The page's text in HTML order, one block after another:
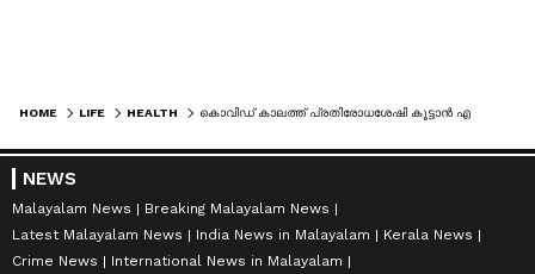
മികച്ച ജീവിതം നയിക്കാൻ സഹായിക്കുന്ന
Asianet News Malayalam
HOME LIFE HEALTH
NEWS
Malayalam News
Breaking Malayalam News
Latest Malayalam News
India News in Malayalam
Kerala News
Crime News
International News in Malayalam